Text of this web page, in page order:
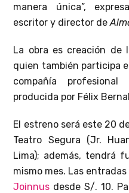
manera única”,
escritor y director de
La obra es creación de
quien también participa
compañía
producida por Félix
El estreno será este 20
Teatro Segura (Jr.
Lima); además, tendrá
mismo mes. Las
Joinnus desde S/. 10.